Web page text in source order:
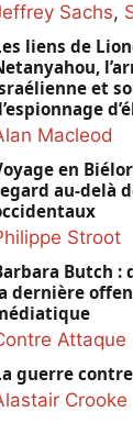
Sachs,
liens de
et
Macleod
en
au-delà
Stroot
Butch :
dernière
Attaque
guerre contre
Crooke